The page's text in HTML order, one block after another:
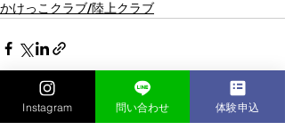
かけっこクラブ/陸上クラブ
Instagram 問い合わせ 体験申込